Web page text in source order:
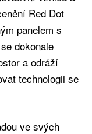
Red Dot
panelem s
dokonale
a odráží
technologii se
ve svých